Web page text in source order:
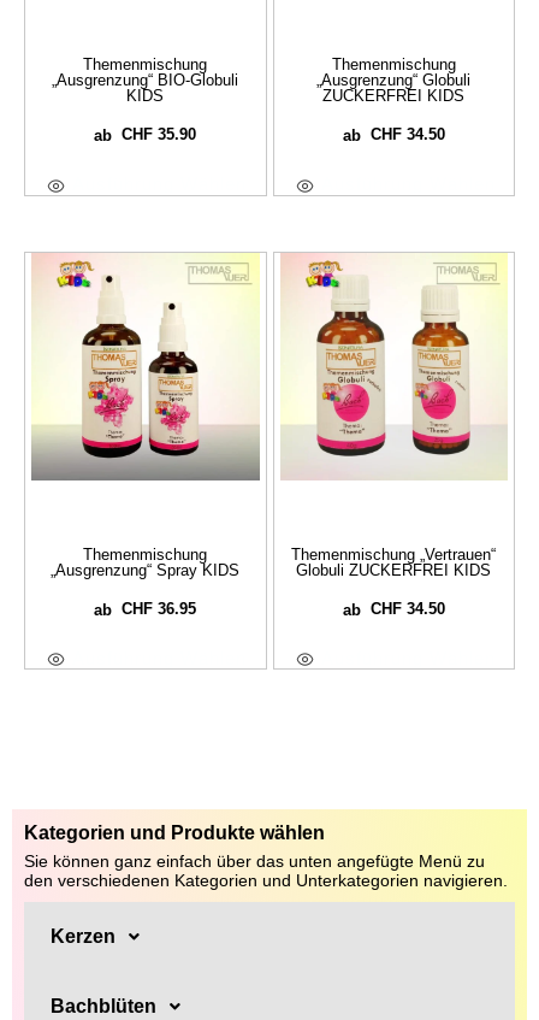
Themenmischung
„Ausgrenzung“ BIO-Globuli
KIDS
abCHF 35.90
Themenmischung
„Ausgrenzung“ Globuli
ZUCKERFREI KIDS
ab CHF34.50
Themenmischung
„Ausgrenzung“ Spray KIDS
abCHF 36.95
Themenmischung „Vertrauen“
Globuli ZUCKERFREI KIDS
ab CHF34.50
Kategorien und Produkte wählen
Sie können ganz einfach über das unten angefügte Menü zu
den verschiedenen Kategorien und Unterkategorien navigieren.
Kerzen
Bachblüten